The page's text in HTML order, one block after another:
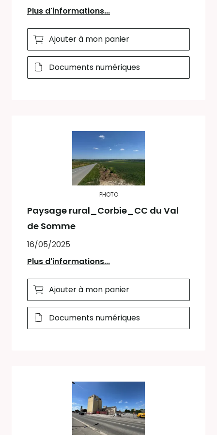
Plus d'informations...
Ajouter à mon panier
Documents numériques
PHOTO
Paysage rural_Corbie_CC du Val
de Somme
16/05/2025
Plus d'informations...
Ajouter à mon panier
Documents numériques